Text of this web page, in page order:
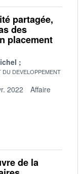
partagée,
des
placement
DEVELOPPEMENT
2022
Affaire
de la